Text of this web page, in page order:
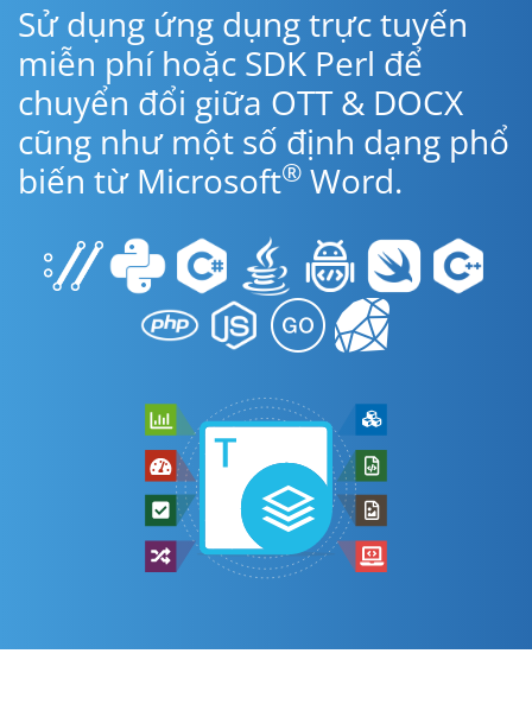
Sử dụng ứng dụng trực tuyến
miễn phí hoặc SDK Perl để
chuyển đổi giữa OTT & DOCX
cũng như một số định dạng phổ
biến từ Microsoft® Word.